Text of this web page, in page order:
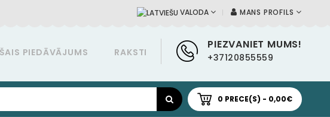
MANS PROFILS
VALODA
PIEZVANIET MUMS!
+37120855559
PIEDĀVĀJUMS RAKSTI
0 PRECE(S) - 0,00€